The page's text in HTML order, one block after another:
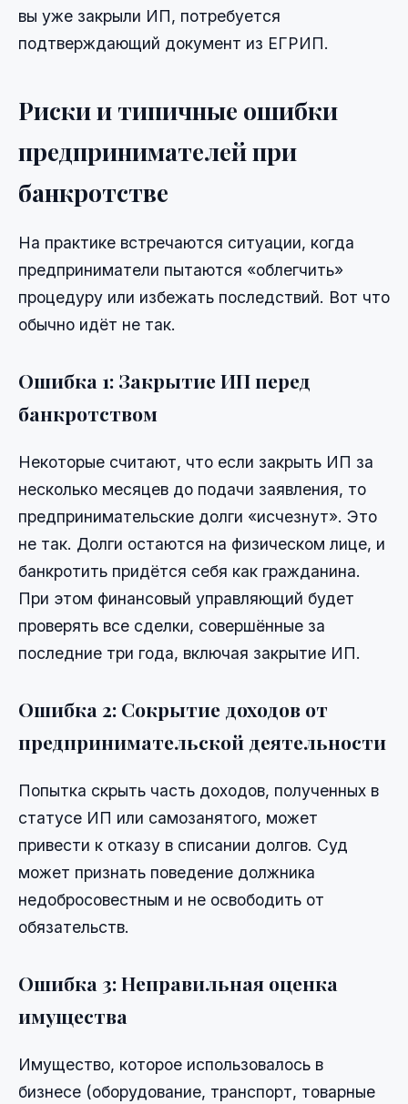
вы уже закрыли ИП, потребуется
подтверждающий документ из ЕГРИП.
Риски и типичные ошибки
предпринимателей при
банкротстве
На практике встречаются ситуации, когда
предприниматели пытаются «облегчить»
процедуру или избежать последствий. Вот что
обычно идёт не так.
Ошибка 1: Закрытие ИП перед
банкротством
Некоторые считают, что если закрыть ИП за
несколько месяцев до подачи заявления, то
предпринимательские долги «исчезнут». Это
не так. Долги остаются на физическом лице, и
банкротить придётся себя как гражданина.
При этом финансовый управляющий будет
проверять все сделки, совершённые за
последние три года, включая закрытие ИП.
Ошибка 2: Сокрытие доходов от
предпринимательской деятельности
Попытка скрыть часть доходов, полученных в
статусе ИП или самозанятого, может
привести к отказу в списании долгов. Суд
может признать поведение должника
недобросовестным и не освободить от
обязательств.
Ошибка 3: Неправильная оценка
имущества
Имущество, которое использовалось в
бизнесе (оборудование, транспорт, товарные